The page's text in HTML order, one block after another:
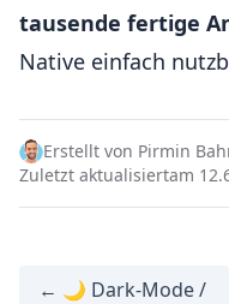
tausende fertige
Native einfach
Erstellt von Pirmin
Zuletzt aktualisiertam
← 🌙 Dark-Mode /